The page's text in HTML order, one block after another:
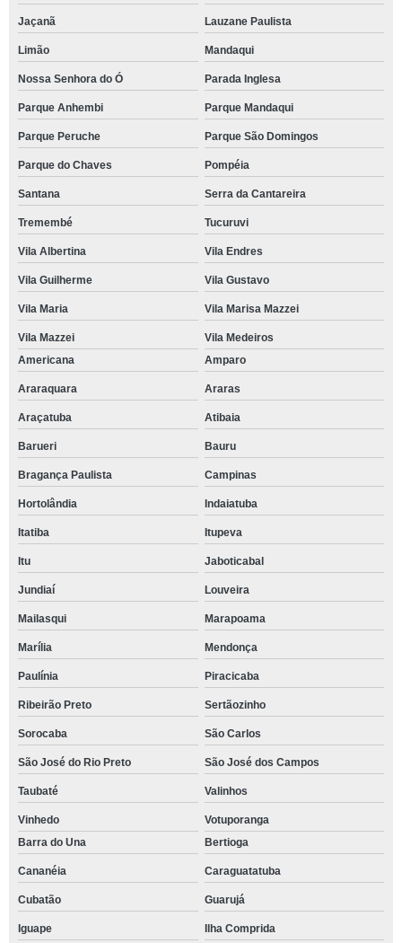
Jaçanã Lauzane Paulista
Limão Mandaqui
Nossa Senhora do Ó Parada Inglesa
Parque Anhembi Parque Mandaqui
Parque Peruche Parque São Domingos
Parque do Chaves Pompéia
Santana Serra da Cantareira
Tremembé Tucuruvi
Vila Albertina Vila Endres
Vila Guilherme Vila Gustavo
Vila Maria Vila Marisa Mazzei
Vila Mazzei
Vila Medeiros
Americana
Amparo
Araraquara Araras
Araçatuba Atibaia
Barueri Bauru
Bragança Paulista Campinas
Hortolândia Indaiatuba
Itatiba Itupeva
Itu Jaboticabal
Jundiaí Louveira
Mailasqui Marapoama
Marília Mendonça
Paulínia Piracicaba
Ribeirão Preto Sertãozinho
Sorocaba São Carlos
São José do Rio Preto São José dos Campos
Taubaté Valinhos
Vinhedo
Votuporanga
Barra do Una
Bertioga
Cananéia Caraguatatuba
Cubatão Guarujá
Iguape Ilha Comprida